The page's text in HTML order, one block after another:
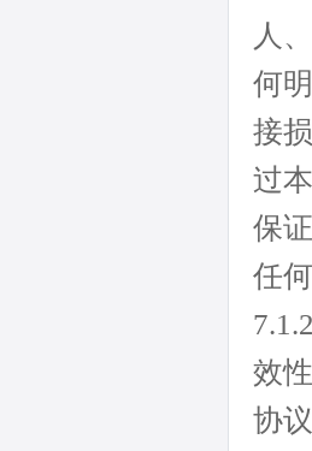
人
何
接
过
保
任
效
协